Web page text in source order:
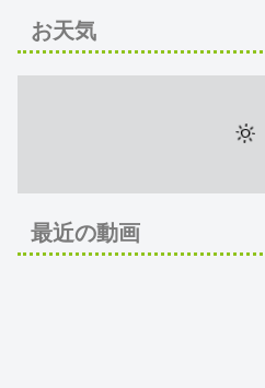
お天気
最近の動画